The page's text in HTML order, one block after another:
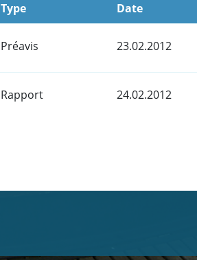
Type Date
Préavis 23.02.2012
Rapport 24.02.2012